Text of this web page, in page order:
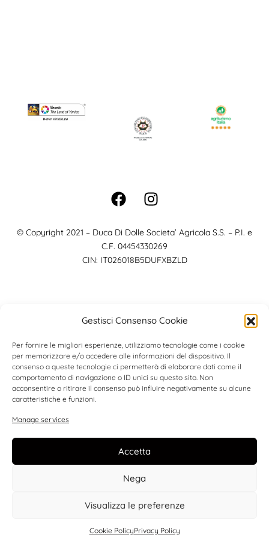
Gestisci Consenso Cookie
Per fornire le migliori esperienze, utilizziamo tecnologie come i cookie
per memorizzare e/o accedere alle informazioni del dispositivo. Il
consenso a queste tecnologie ci permetterà di elaborare dati come il
comportamento di navigazione o ID unici su questo sito. Non
acconsentire o ritirare il consenso può influire negativamente su alcune
caratteristiche e funzioni.
Manage services
Accetta
Nega
Visualizza le preferenze
Cookie PolicyPrivacy Policy
© Copyright 2021 – Duca Di Dolle Societa’ Agricola S.S. – P.I. e
C.F. 04454330269
CIN: IT026018B5DUFXBZLD